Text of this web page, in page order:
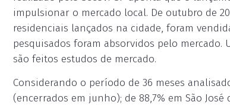
impulsionar o mercado local. De outubro de
residenciais lançados na cidade, foram
pesquisados foram absorvidos pelo
são feitos estudos de mercado.
Considerando o período de 36 meses
(encerrados em junho); de 88,7% em São José